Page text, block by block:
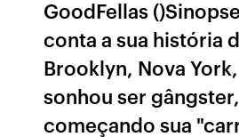
GoodFellas
conta a sua história
Brooklyn, Nova
sonhou ser gângster,
começando sua